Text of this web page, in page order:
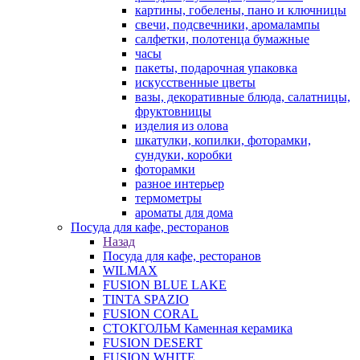
картины, гобелены, пано и ключницы
свечи, подсвечники, аромалампы
салфетки, полотенца бумажные
часы
пакеты, подарочная упаковка
искусственные цветы
вазы, декоративные блюда, салатницы,
фруктовницы
изделия из олова
шкатулки, копилки, фоторамки,
сундуки, коробки
фоторамки
разное интерьер
термометры
ароматы для дома
Посуда для кафе, ресторанов
Назад
Посуда для кафе, ресторанов
WILMAX
FUSION BLUE LAKE
TINTA SPAZIO
FUSION CORAL
СТОКГОЛЬМ Каменная керамика
FUSION DESERT
FUSION WHITE